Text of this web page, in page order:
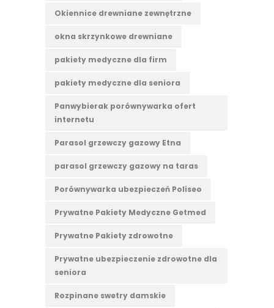
Okiennice drewniane zewnętrzne
okna skrzynkowe drewniane
pakiety medyczne dla firm
pakiety medyczne dla seniora
Panwybierak porównywarka ofert
internetu
Parasol grzewczy gazowy Etna
parasol grzewczy gazowy na taras
Porównywarka ubezpieczeń Poliseo
Prywatne Pakiety Medyczne Getmed
Prywatne Pakiety zdrowotne
Prywatne ubezpieczenie zdrowotne dla
seniora
Rozpinane swetry damskie